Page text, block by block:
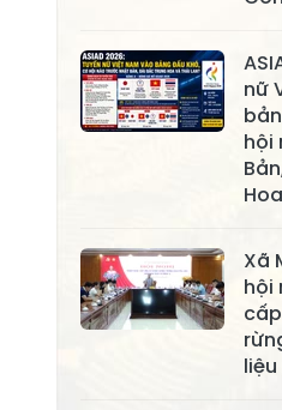
Xã Mỏ Vàng
Xã Mường Lai
Xã Yên Thành
nữ
hội
Xã
hội